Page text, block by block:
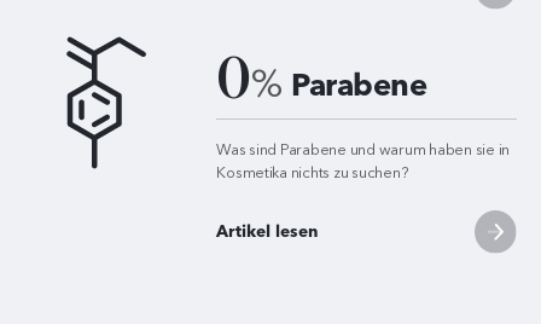
0% Parabene
Was sind Parabene und warum haben sie in
Kosmetika nichts zu suchen?
Artikel lesen